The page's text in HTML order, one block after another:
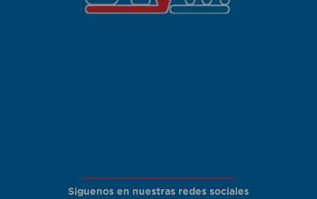
Siguenos en nuestras redes sociales